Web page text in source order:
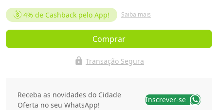
4% de Cashback pelo App! Saiba mais
Comprar
lock Transação Segura
Receba as novidades do Cidade
Oferta no seu WhatsApp!
Inscrever-se